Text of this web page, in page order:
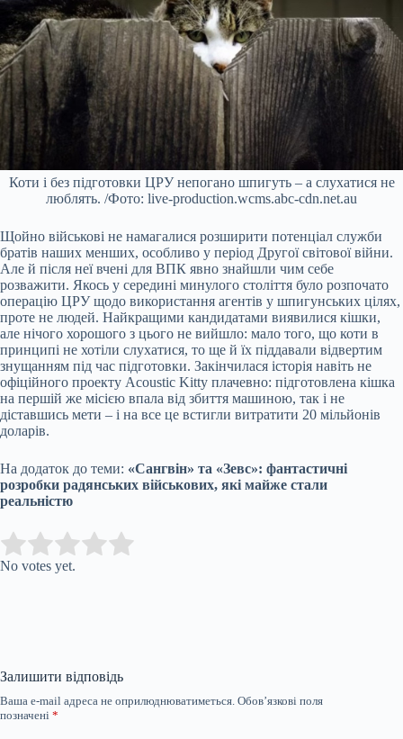
Коти і без підготовки ЦРУ непогано шпигуть – а слухатися не
люблять. /Фото: live-production.wcms.abc-cdn.net.au
Щойно військові не намагалися розширити потенціал служби
братів наших менших, особливо у період Другої світової війни.
Але й після неї вчені для ВПК явно знайшли чим себе
розважити. Якось у середині минулого століття було розпочато
операцію ЦРУ щодо використання агентів у шпигунських цілях,
проте не людей. Найкращими кандидатами виявилися кішки,
але нічого хорошого з цього не вийшло: мало того, що коти в
принципі не хотіли слухатися, то ще й їх піддавали відвертим
знущанням під час підготовки. Закінчилася історія навіть не
офіційного проекту Acoustic Kitty плачевно: підготовлена кішка
на першій же місією впала від збиття машиною, так і не
діставшись мети – і на все це встигли витратити 20 мільйонів
доларів.
На додаток до теми: «Сангвін» та «Зевс»: фантастичні
розробки радянських військових, які майже стали
реальністю
Rate this item:
No votes yet.
Залишити відповідь
Ваша e-mail адреса не оприлюднюватиметься. Обов’язкові поля
позначені *